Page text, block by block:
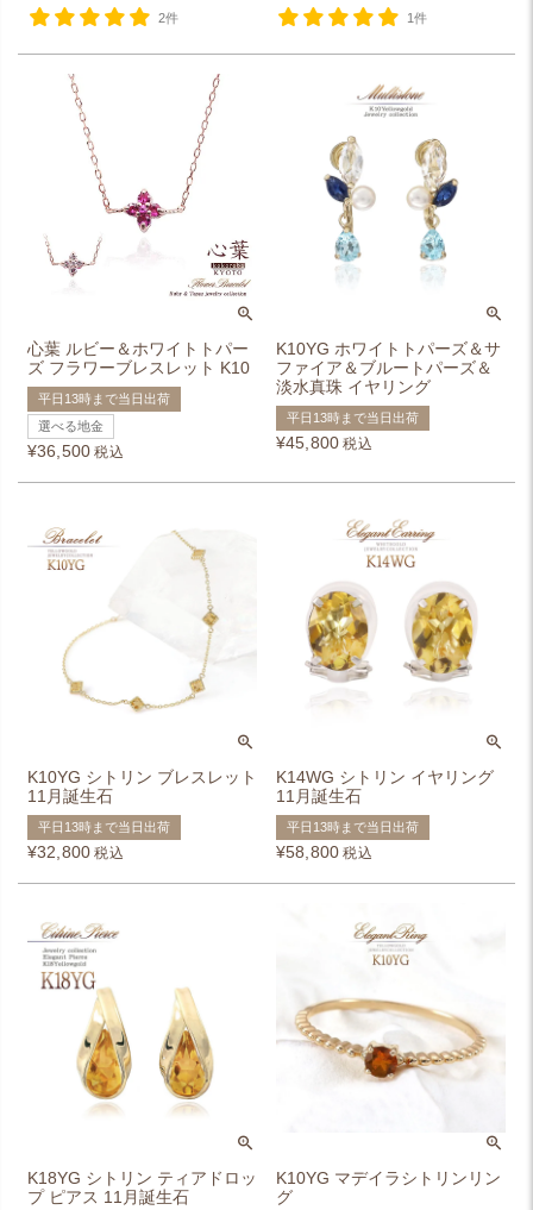
2件 1件
心葉 ルビー＆ホワイトトパー
ズ フラワーブレスレット K10
平日13時まで当日出荷
選べる地金
¥36,500 税込
K10YG ホワイトトパーズ＆サ
ファイア＆ブルートパーズ＆
淡水真珠 イヤリング
平日13時まで当日出荷
¥45,800 税込
K10YG シトリン ブレスレット
11月誕生石
平日13時まで当日出荷
¥32,800 税込
K14WG シトリン イヤリング
11月誕生石
平日13時まで当日出荷
¥58,800 税込
K18YG シトリン ティアドロッ
プ ピアス 11月誕生石
K10YG マデイラシトリンリン
グ